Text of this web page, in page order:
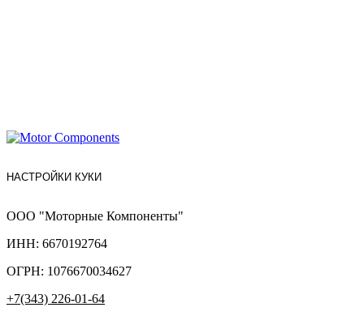
НАСТРОЙКИ КУКИ
ООО "Моторные Компоненты"
ИНН: 6670192764
ОГРН: 1076670034627
+7(343) 226-01-64